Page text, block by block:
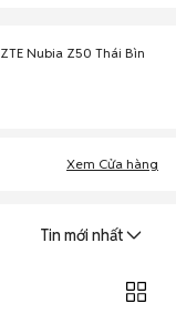
ZTE Nubia Z50 Thái Bình
Xem Cửa hàng
Tin mới nhất